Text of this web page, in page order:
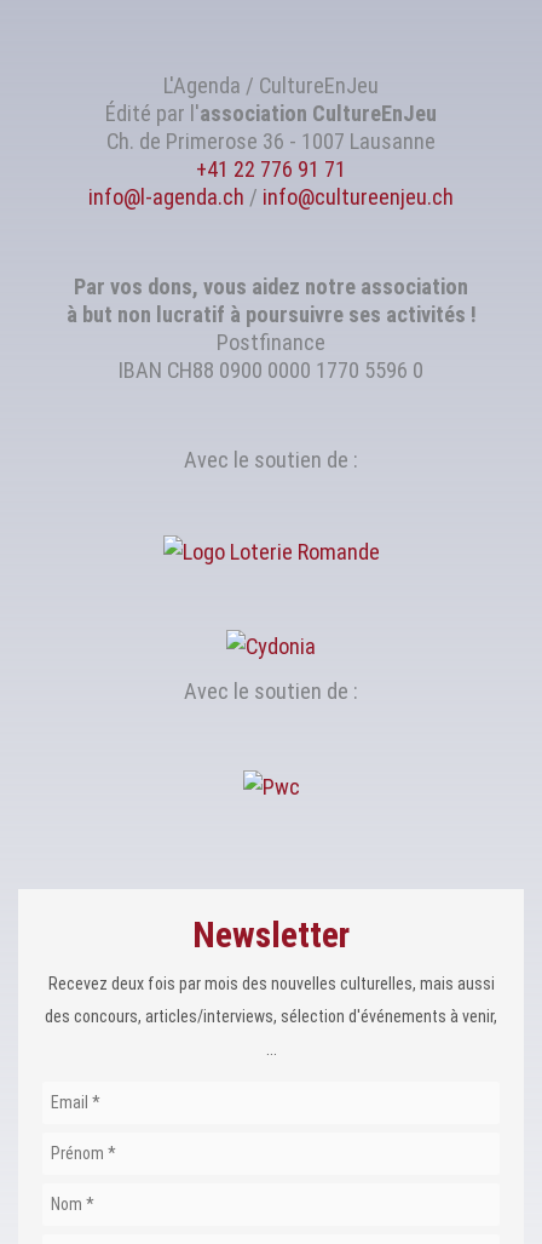
L'Agenda / CultureEnJeu
Édité par l'association CultureEnJeu
Ch. de Primerose 36 - 1007 Lausanne
+41 22 776 91 71
info@l-agenda.ch / info@cultureenjeu.ch
Par vos dons, vous aidez notre association
à but non lucratif à poursuivre ses activités !
Postfinance
IBAN CH88 0900 0000 1770 5596 0
Avec le soutien de :
Avec le soutien de :
Newsletter
Recevez deux fois par mois des nouvelles culturelles, mais aussi
des concours, articles/interviews, sélection d'événements à venir,